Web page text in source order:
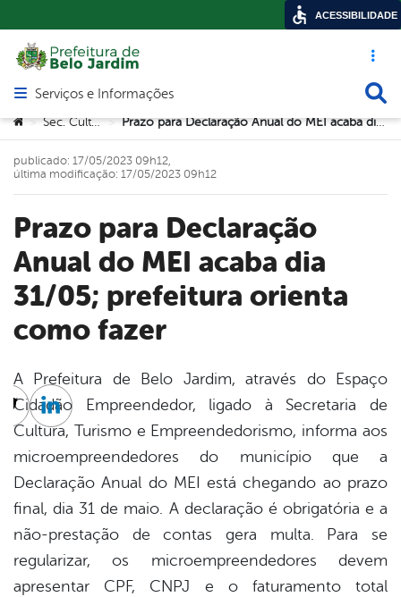
Acesso
Abrir menu principal de navegação
Serviços e Informações
Você está aqui:
> Sec. Cultura > Prazo para Declaração Anual do MEI acaba dia 31/05; prefeitura orienta como fazer
Prazo para Declaração
Anual do MEI acaba dia
31/05; prefeitura orienta
como fazer
publicado: 17/05/2023 09h12,
última modificação: 17/05/2023 09h12
A Prefeitura de Belo Jardim, através do Espaço
Cidadão Empreendedor, ligado à Secretaria de
Cultura, Turismo e Empreendedorismo, informa aos
microempreendedores do município que a
Declaração Anual do MEI está chegando ao prazo
final, dia 31 de maio. A declaração é obrigatória e a
não-prestação de contas gera multa. Para se
regularizar, os microempreendedores devem
apresentar CPF, CNPJ e o faturamento total
Twitter
Linkedin
ACESSIBILIDADE